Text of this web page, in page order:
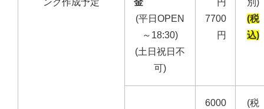
ンク作成予定
金
(平日OPEN
～18:30)
(土日祝日不
可)
円
7700
円
別)
(税
込)
6000
(税